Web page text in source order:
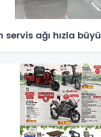
servis ağı hızla